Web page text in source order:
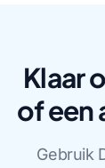
Klaar
of een
Gebruik